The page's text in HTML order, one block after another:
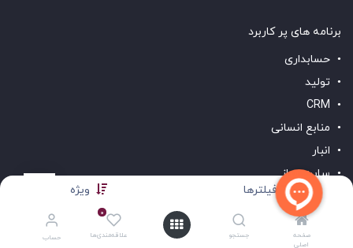
فیلترها ویژه
صفحه
اصلی
جستجو
0
علاقه‌مندی‌ها حساب
برنامه های پر کاربرد
حسابداری
تولید
CRM
منابع انسانی
انبار
سایت ساز
لینک های مفید
نسخه دمو